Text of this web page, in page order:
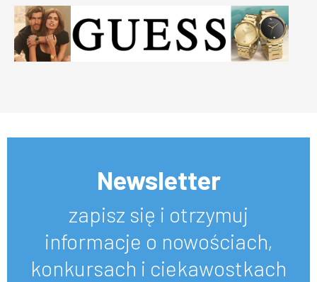
Newsletter
zapisz się i otrzymuj
informacje o nowościach,
konkursach i ciekawostkach